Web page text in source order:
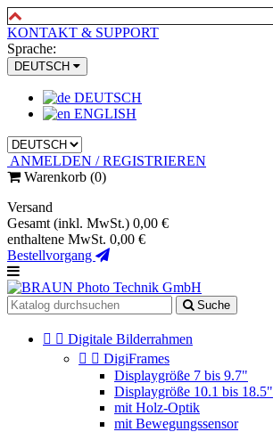
KONTAKT & SUPPORT
Sprache:
DEUTSCH
DEUTSCH
ENGLISH
ANMELDEN / REGISTRIEREN
Warenkorb (0)
Versand
Gesamt (inkl. MwSt.) 0,00 €
enthaltene MwSt. 0,00 €
Bestellvorgang
Suche
  Digitale Bilderrahmen
  DigiFrames
Displaygröße 7 bis 9.7"
Displaygröße 10.1 bis 18.5"
mit Holz-Optik
mit Bewegungssensor